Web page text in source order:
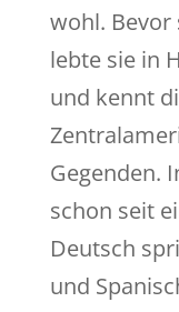
wohl. Bevor
lebte sie in
und kennt
Gegenden.
schon seit
Deutsch
und